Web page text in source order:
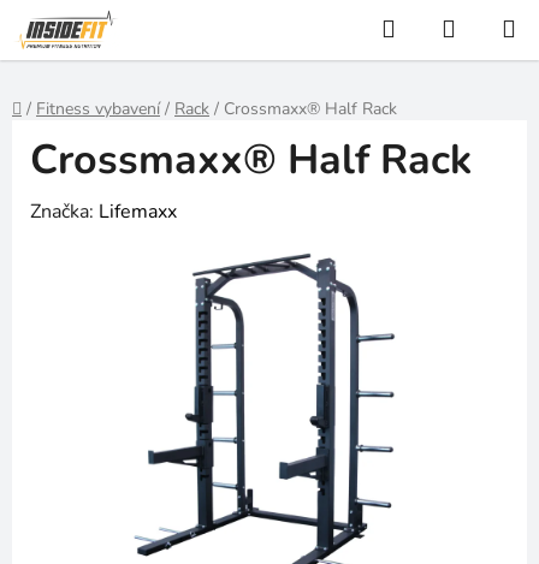
Přejít
na
obsah
Hledat
KOŠÍK
Domů
/ Fitness vybavení / Rack / Crossmaxx® Half Rack
Crossmaxx® Half Rack
Značka: Lifemaxx